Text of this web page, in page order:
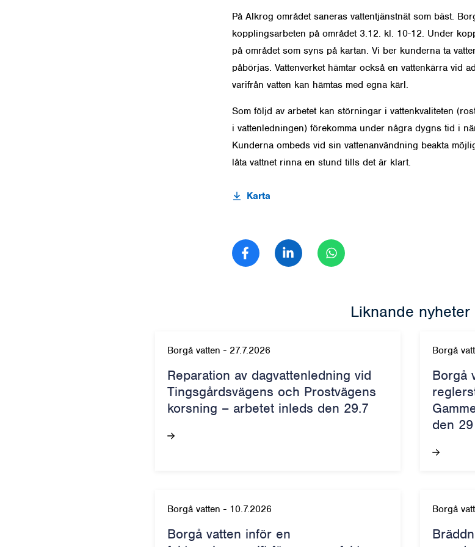
På Alkrog området saneras vattentjänstnät som bäst.
kopplingsarbeten på området 3.12. kl. 10-12. Under
på området som syns på kartan. Vi ber kunderna ta
påbörjas. Vattenverket hämtar också en vattenkärra vid
varifrån vatten kan hämtas med egna kärl.
Som följd av arbetet kan störningar i vattenkvaliteten
i vattenledningen) förekomma under några dygns tid i
Kunderna ombeds vid sin vattenanvändning beakta
låta vattnet rinna en stund tills det är klart.
Karta
Dela på FacebookDela på LinkedInDela på WhatsApp
Liknande nyheter
Borgå vatten - 27.7.2026
Reparation av dagvattenledning vid
Tingsgårdsvägens och Prostvägens
korsning – arbetet inleds den 29.7
Borgå
Borgå
den
Borgå vatten - 10.7.2026
Borgå vatten inför en
Borgå